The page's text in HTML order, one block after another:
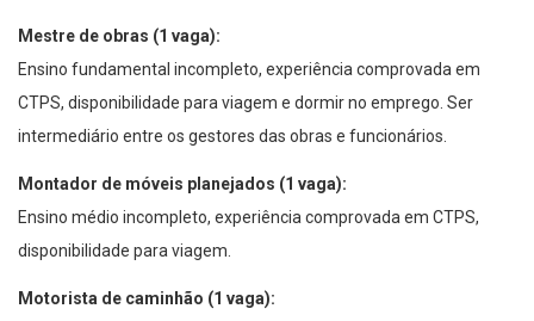
Mestre de obras (1 vaga):
Ensino fundamental incompleto, experiência comprovada em
CTPS, disponibilidade para viagem e dormir no emprego. Ser
intermediário entre os gestores das obras e funcionários.
Montador de móveis planejados (1 vaga):
Ensino médio incompleto, experiência comprovada em CTPS,
disponibilidade para viagem.
Motorista de caminhão (1 vaga):